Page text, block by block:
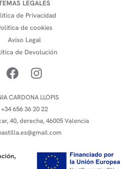
LEGALES
de Privacidad
de cookies
Aviso Legal
de Devolución
CARDONA LLOPIS
+34 656 36 20 22
40, derecha, 46005 Valencia